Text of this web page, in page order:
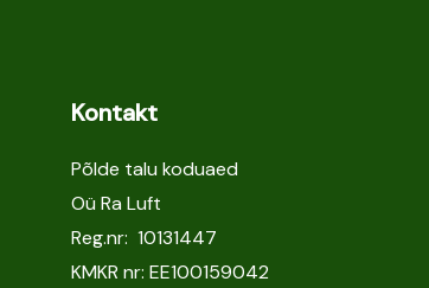
Kontakt
Põlde talu koduaed
Oü Ra Luft
Reg.nr: 10131447
KMKR nr: EE100159042